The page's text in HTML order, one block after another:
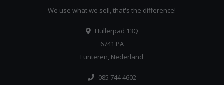
We use what we sell, that's the difference!
Hullerpad 13Q
6741 PA
Lunteren, Nederland
085 744 4602